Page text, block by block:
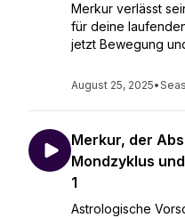
Merkur verlässt
für deine
jetzt Bewegung
August 25, 2025•
Merkur, der
Mondzyklus
1
Astrologische